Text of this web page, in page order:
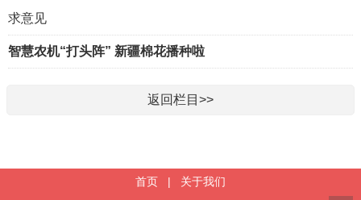
求意见
智慧农机“打头阵” 新疆棉花播种啦
返回栏目>>
首页 | 关于我们